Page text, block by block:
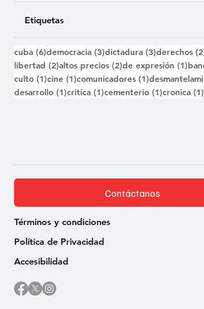
Etiquetas
cuba (6)6 entradas
democracia (3)3 entradas
dictadura (3)3 entradas
derechos
libertad (2)2 entradas
altos precios (2)2 entradas
de expresión (1)1
culto (1)1 entrada
cine (1)1 entrada
comunicadores (1)1 entrada
desarrollo (1)1 entrada
critica (1)1 entrada
cementerio (1)1 entrada
cronica (1)
Contáctanos
Términos y condiciones
Política de Privacidad
Accesibilidad